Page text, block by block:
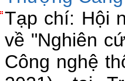
Tạp chí: Hội
về "Nghiên
Công nghệ